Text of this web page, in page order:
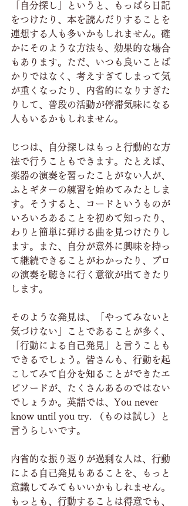
「自分探し」というと、もっぱら日記
をつけたり、本を読んだりすることを
連想する人も多いかもしれません。確
かにそのような方法も、効果的な場合
もあります。ただ、いつも良いことば
かりではなく、考えすぎてしまって気
が重くなったり、内省的になりすぎた
りして、普段の活動が停滞気味になる
人もいるかもしれません。
じつは、自分探しはもっと行動的な方
法で行うこともできます。たとえば、
楽器の演奏を習ったことがない人が、
ふとギターの練習を始めてみたとしま
す。そうすると、コードというものが
いろいろあることを初めて知ったり、
わりと簡単に弾ける曲を見つけたりし
ます。また、自分が意外に興味を持っ
て継続できることがわかったり、プロ
の演奏を聴きに行く意欲が出てきたり
します。
そのような発見は、「やってみないと
気づけない」ことであることが多く、
「行動による自己発見」と言うことも
できるでしょう。皆さんも、行動を起
こしてみて自分を知ることができたエ
ピソードが、たくさんあるのではない
でしょうか。英語では、You never
know until you try. （ものは試し）と
言うらしいです。
内省的な振り返りが過剰な人は、行動
による自己発見もあることを、もっと
意識してみてもいいかもしれません。
もっとも、行動することは得意でも、